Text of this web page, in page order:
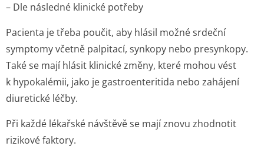
– Dle následné klinické potřeby
Pacienta je třeba poučit, aby hlásil možné srdeční
symptomy včetně palpitací, synkopy nebo presynkopy.
Také se mají hlásit klinické změny, které mohou vést
k hypokalémii, jako je gastroenteritida nebo zahájení
diuretické léčby.
Při každé lékařské návštěvě se mají znovu zhodnotit
rizikové faktory.